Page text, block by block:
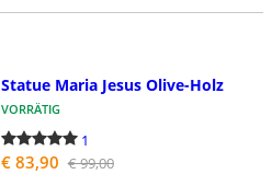
Statue Maria Jesus Olive-Holz
VORRÄTIG
1
€ 83,90 € 99,00